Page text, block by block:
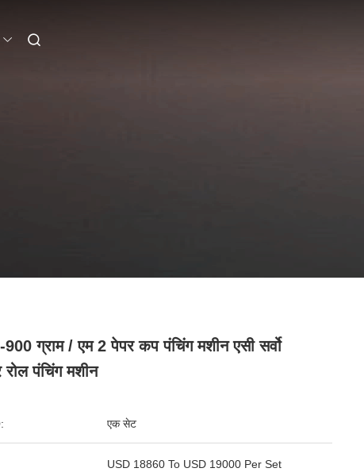
ग्राम / एम 2 पेपर कप पंचिंग मशीन एसी सर्वो
रोल पंचिंग मशीन
एक सेट
USD 18860 To USD 19000 Per Set